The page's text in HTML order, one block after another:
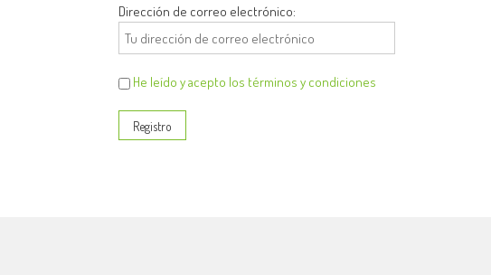
Dirección de correo electrónico:
He leído y acepto los términos y condiciones